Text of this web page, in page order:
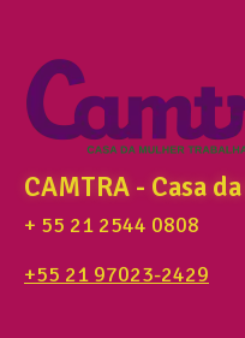
CAMTRA - Casa
+ 55 21 2544 0808
+55 21 97023-2429